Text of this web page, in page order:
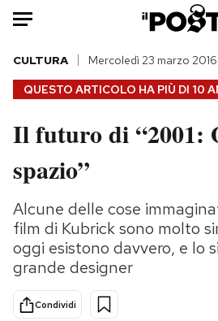
Auto
HOME
Italia
Politica
Tecnologia
Internet
Scienza
Cultura
Economia
QUESTO ARTICOLO HA PIÙ DI 10
CULTURA Mercoledì 23 marzo 2016
Il futuro di “2001:
spazio”
Alcune delle cose
film di Kubrick sono molto
oggi esistono davvero, e lo
grande designer
Condividi